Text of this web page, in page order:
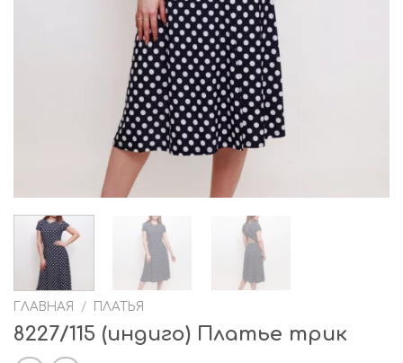
ГЛАВНАЯ / ПЛАТЬЯ
8227/115 (индиго) Платье трик